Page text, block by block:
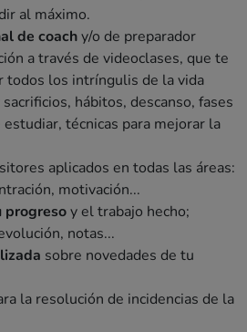
al máximo.
de coachy/o de preparador
a través de videoclases, que te
todos los intríngulis de la vida
hábitos, descanso, fases
técnicas para mejorar la
aplicados en todas las áreas:
motivación...
progresoy el trabajo hecho;
notas...
sobre novedades de tu
la resolución de incidencias de la